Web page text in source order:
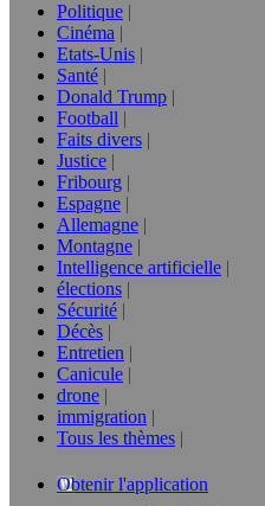
Politique
Cinéma
Etats-Unis
Santé
Donald Trump
Football
Faits divers
Justice
Fribourg
Espagne
Allemagne
Montagne
Intelligence artificielle
élections
Sécurité
Décès
Entretien
Canicule
drone
immigration
Tous les thèmes
Obtenir l'application